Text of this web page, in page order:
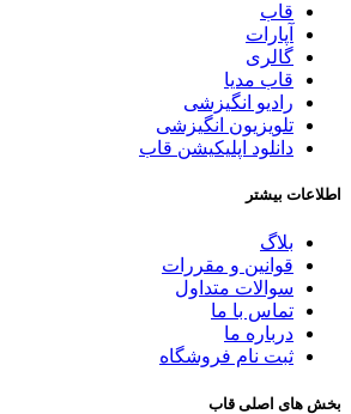
قاب
آپارات
گالری
قاب مدیا
رادیو انگیزشی
تلویزیون انگیزشی
دانلود اپلیکیشن قاب
اطلاعات بیشتر
بلاگ
قوانین و مقررات
سوالات متداول
تماس با ما
درباره ما
ثبت نام فروشگاه
بخش های اصلی قاب